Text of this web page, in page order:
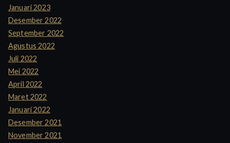
Januari 2023
Desember 2022
September 2022
Agustus 2022
Juli 2022
Mei 2022
April 2022
Maret 2022
Januari 2022
Desember 2021
November 2021